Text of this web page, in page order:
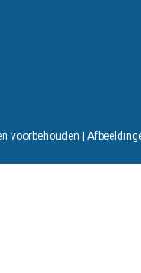
voorbehouden |